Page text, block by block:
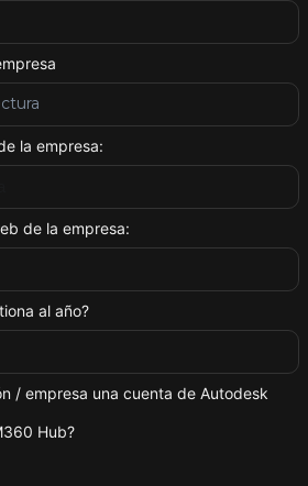
la empresa:
de la empresa:
al año?
/ empresa una cuenta de Autodesk
Hub?